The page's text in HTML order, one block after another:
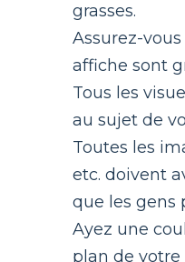
grasses.
Assurez-
affiche sont
Tous les
au sujet de
Toutes les
etc. doivent
que les gens
Ayez une
plan de